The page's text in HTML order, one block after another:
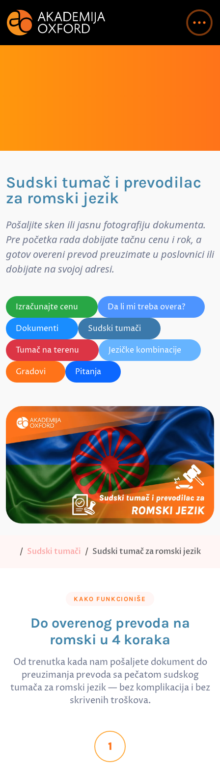
Sudski tumač i prevodilac
za romski jezik
Pošaljite sken ili jasnu fotografiju dokumenta.
Pre početka rada dobijate tačnu cenu i rok, a
gotov overeni prevod preuzimate u poslovnici ili
dobijate na svojoj adresi.
Izračunajte cenu
Da li mi treba overa?
Dokumenti
Sudski tumači
Tumač na terenu
Jezičke kombinacije
Gradovi
Pitanja
Sudski tumači Sudski tumač za romski jezik
KAKO FUNKCIONIŠE
Do overenog prevoda na
romski u 4 koraka
Od trenutka kada nam pošaljete dokument do
preuzimanja prevoda sa pečatom sudskog
tumača za romski jezik — bez komplikacija i bez
skrivenih troškova.
1